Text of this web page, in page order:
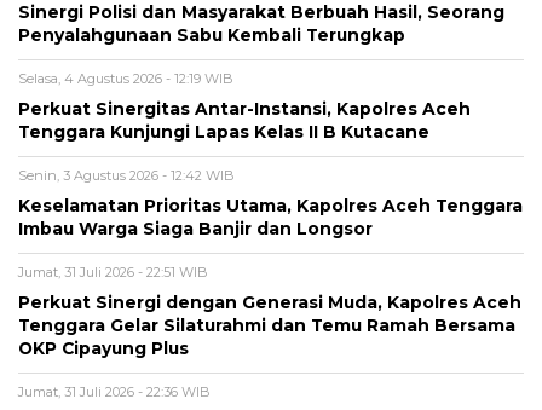
Sinergi Polisi dan Masyarakat Berbuah Hasil, Seorang
Penyalahgunaan Sabu Kembali Terungkap
Selasa, 4 Agustus 2026 - 12:19 WIB
Perkuat Sinergitas Antar-Instansi, Kapolres Aceh
Tenggara Kunjungi Lapas Kelas II B Kutacane
Senin, 3 Agustus 2026 - 12:42 WIB
Keselamatan Prioritas Utama, Kapolres Aceh Tenggara
Imbau Warga Siaga Banjir dan Longsor
Jumat, 31 Juli 2026 - 22:51 WIB
Perkuat Sinergi dengan Generasi Muda, Kapolres Aceh
Tenggara Gelar Silaturahmi dan Temu Ramah Bersama
OKP Cipayung Plus
Jumat, 31 Juli 2026 - 22:36 WIB